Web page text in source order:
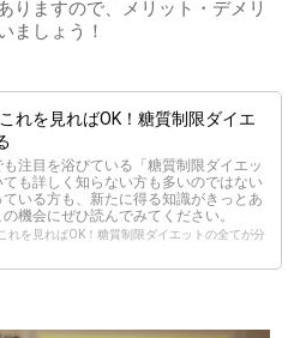
りますので、メリット・デメリ
ましょう！
れを見ればOK！糖質制限ダイエ
注目を浴びている「糖質制限ダイエッ
ても詳しく知らない方も多いのではない
いる方も、新たに得る知識がきっとあ
機会にぜひ読んでみてください。
れを見ればOK！糖質制限ダイエットの全てが分